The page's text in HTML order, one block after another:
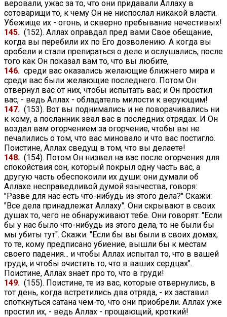
веровали, ужас за то, что они придавали Аллаху в
сотоварищи то, к чему Он не ниспослал никакой власти.
Убежище их - огонь, и скверно пребывание нечестивых!
145. (152). Аллах оправдал пред вами Свое обещание,
когда вы перебили их по Его дозволению. А когда вы
оробели и стали препираться о деле и ослушались, после
того как Он показал вам то, что вы любите,
146. среди вас оказались желающие ближнего мира и
среди вас были желающие последнего. Потом Он
отвернул вас от них, чтобы испытать вас; и Он простил
вас, - ведь Аллах - обладатель милости к верующим!
147. (153). Вот вы поднимались и не поворачивались ни
к кому, а посланник звал вас в последних отрядах. И Он
воздал вам огорчением за огорчение, чтобы вы не
печалились о том, что вас миновало и что вас постигло.
Поистине, Аллах сведущ в том, что вы делаете!
148. (154). Потом Он низвел на вас после огорчения для
спокойствия сон, который покрыл одну часть вас, а
другую часть обеспокоили их души: они думали об
Аллахе несправедливой думой язычества, говоря:
"Разве для нас есть что-нибудь из этого дела?" Скажи:
"Все дела принадлежат Аллаху". Они скрывают в своих
душах то, чего не обнаруживают тебе. Они говорят: "Если
бы у нас было что-нибудь из этого дела, то не были бы
мы убиты тут". Скажи: "Если бы вы были в своих домах,
то те, кому предписано убиение, вышли бы к местам
своего падения... и чтобы Аллах испытал то, что в вашей
груди, и чтобы очистить то, что в ваших сердцах".
Поистине, Аллах знает про то, что в груди!
149. (155). Поистине, те из вас, которые отвернулись, в
тот день, когда встретились два отряда, - их заставил
споткнуться сатана чем-то, что они приобрели. Аллах уже
простил их, - ведь Аллах - прощающий, кроткий!